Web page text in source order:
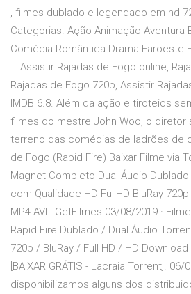
, filmes dublado e legendado em hd
Categorias. Ação Animação Aventura
Comédia Romântica Drama Faroeste
… Assistir Rajadas de Fogo online,
Rajadas de Fogo 720p, Assistir
IMDB 6.8. Além da ação e tiroteios
filmes do mestre John Woo, o diretor
terreno das comédias de ladrões de
de Fogo (Rapid Fire) Baixar Filme via
Magnet Completo Dual Áudio
com Qualidade HD FullHD BluRay
MP4 AVI | GetFilmes 03/08/2019 ·
Rapid Fire Dublado / Dual Áudio
720p / BluRay / Full HD / HD
[BAIXAR GRÁTIS - Lacraia Torrent]. 06/
disponibilizamos alguns dos